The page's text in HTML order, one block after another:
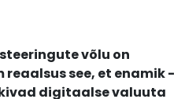
võlu on
see, et enamik -
digitaalse valuuta